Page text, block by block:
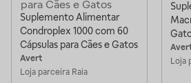
Suplemento Alimentar
Condroplex 1000 com 60
Cápsulas para Cães e Gatos
Avert
Loja parceira Raia
Loja